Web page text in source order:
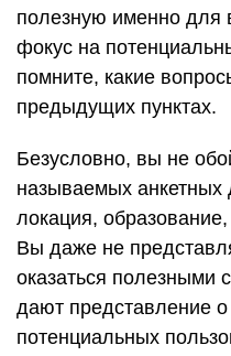
полезную именно
фокус на
помните, какие
предыдущих пунктах.
Безусловно, вы не
называемых анкетных
локация,
Вы даже не
оказаться полезными
дают представление
потенциальных